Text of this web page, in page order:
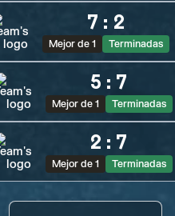
7 : 2
Mejor de 1 Terminadas
5 : 7
Mejor de 1 Terminadas
2 : 7
Mejor de 1 Terminadas